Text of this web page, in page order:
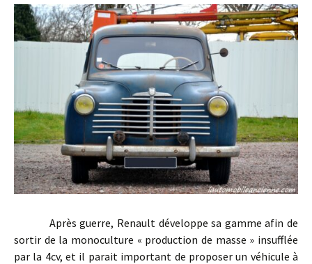
Après guerre, Renault développe sa gamme afin de
sortir de la monoculture « production de masse » insufflée
par la 4cv, et il parait important de proposer un véhicule à